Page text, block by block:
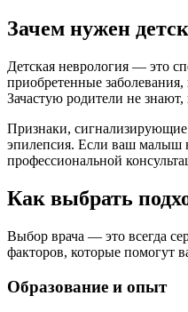
Зачем нужен
Детская неврология — это
приобретенные
Зачастую родители не
Признаки, сигнализирующие
эпилепсия. Если ваш малыш
профессиональной
Как выбрать
Выбор врача — это всегда
факторов, которые помогут
Образование и опыт